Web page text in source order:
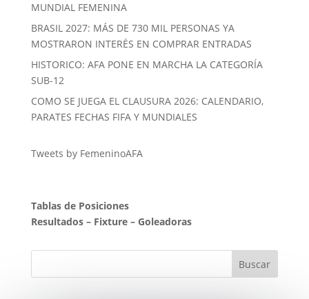
MUNDIAL FEMENINA
BRASIL 2027: MÁS DE 730 MIL PERSONAS YA
MOSTRARON INTERÉS EN COMPRAR ENTRADAS
HISTORICO: AFA PONE EN MARCHA LA CATEGORÍA
SUB-12
COMO SE JUEGA EL CLAUSURA 2026: CALENDARIO,
PARATES FECHAS FIFA Y MUNDIALES
Tweets by FemeninoAFA
Tablas de Posiciones
Resultados– Fixture– Goleadoras